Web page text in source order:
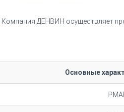
Компания ДЕНВИН осуществляет
Основные